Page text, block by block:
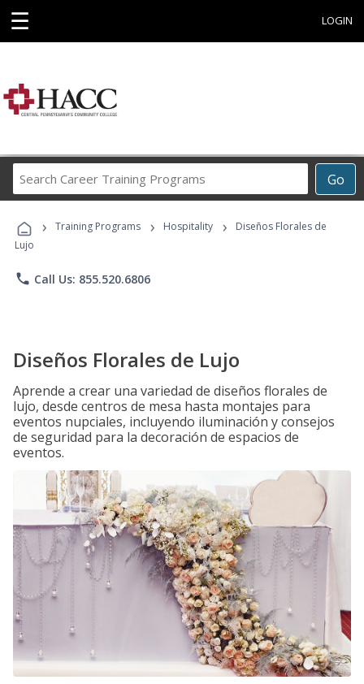
☰ LOGIN
Go
Career
Programs
› Training Programs › Hospitality ›
Diseños Florales de
Lujo
phone Call Us: 855.520.6806
Diseños Florales de Lujo
Aprende a crear una variedad de diseños florales de
lujo, desde centros de mesa hasta montajes para
eventos nupciales, incluyendo iluminación y consejos
de seguridad para la decoración de espacios de
eventos.